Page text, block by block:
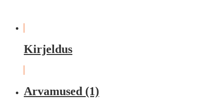
Kirjeldus
Arvamused (1)